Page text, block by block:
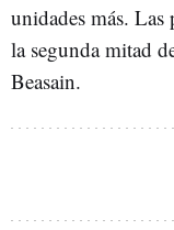
unidades más. Las
la segunda mitad
Beasain.